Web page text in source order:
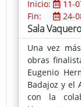
Inicio:
11-
Fin:
24-
Sala
Una vez
obras
Eugenio
Badajoz y el
con la